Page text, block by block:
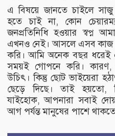
এ বিষয়ে জানতে চাইলে
হতে চাই না, কোন
জনপ্রতিনিধি হওয়ার স্বপ্ন
এখনও নেই। আসলে এসব কাজ
করি। আমি অনেক বছর
সময়ই গোপনে করি।
উচিৎ। কিন্তু ছোট ভাইয়েরা
ছেড়ে দিছে। তাই হয়তো,
যাইহোক, আপনারা সবাই
আগ পর্যন্ত মানুষের পাশে